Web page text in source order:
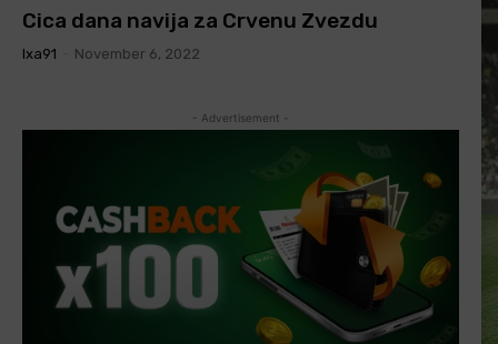
Cica dana navija za Crvenu Zvezdu
Ixa91 November 6, 2022
- Advertisement -